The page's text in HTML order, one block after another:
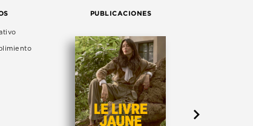
PUBLICACIONES